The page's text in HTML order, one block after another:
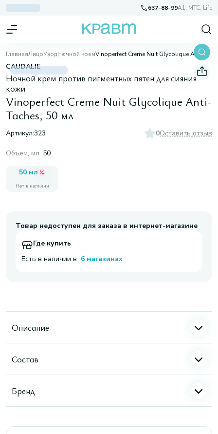
637-88-99A1, МТС, Life
ГлавнаяЛицоУходНочной крем Vinoperfect Creme Nuit Glycolique Anti-Taches, 50 мл
CAUDALIE
Ночной крем против пигментных пятен для сияния
кожи
Vinoperfect Creme Nuit Glycolique Anti-
Taches, 50 мл
Артикул:323 0Оставить отзыв
Объем, мл: 50
50 мл
Нет в наличии
Товар недоступен для заказа в интернет-магазине
Где купить
Есть в наличии в 6 магазинах
Описание
Состав
Бренд